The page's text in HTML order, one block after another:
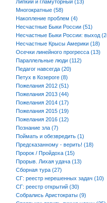
Липкий и гламуторный (13)
Многократные (58)
Накопление проблем (4)
Несчастные Быки России (51)
Несчастные Быки России: выход
Несчастные Крысы Америки (18)
Осечки линейного прогресса (13)
Параллельные люди (112)
Педагог навсегда (20)
Петух в Козероге (8)
Пожелания 2012 (51)
Пожелания 2013 (44)
Пожелания 2014 (17)
Пожелания 2015 (19)
Пожелания 2016 (12)
Познание зла (7)
Поймать и обезвредить (1)
Предсказанному - верить! (18)
Пророк / Пройдоха (15)
Прорыв. Лихая удача (13)
Сборная тура (27)
СГ: реестр нерешенных задач (10)
СГ: реестр открытий (30)
Собрались Аристократы (9)